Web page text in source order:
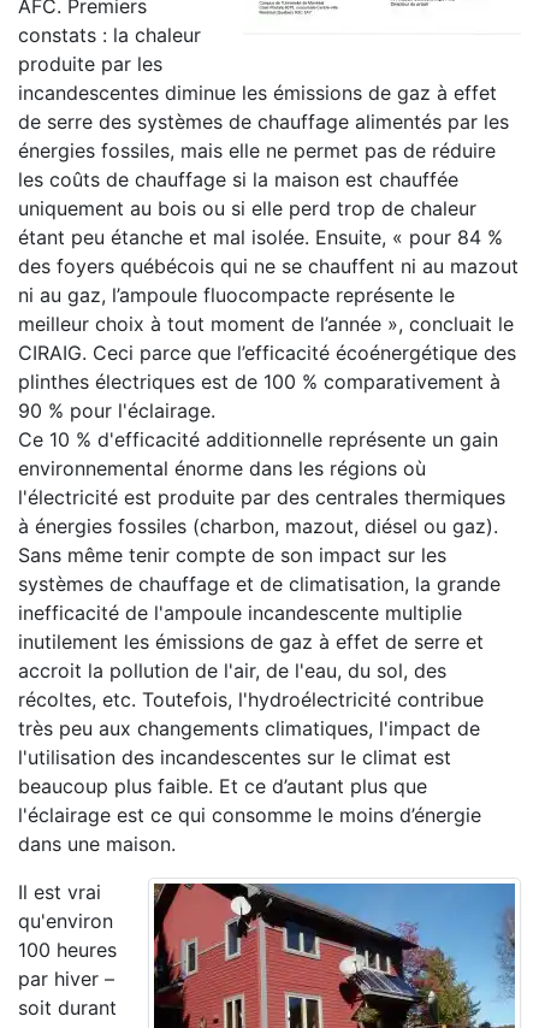
AFC. Premiers
constats : la chaleur
produite par les
incandescentes diminue les émissions de gaz à effet
de serre des systèmes de chauffage alimentés par les
énergies fossiles, mais elle ne permet pas de réduire
les coûts de chauffage si la maison est chauffée
uniquement au bois ou si elle perd trop de chaleur
étant peu étanche et mal isolée. Ensuite, « pour 84 %
des foyers québécois qui ne se chauffent ni au mazout
ni au gaz, l’ampoule fluocompacte représente le
meilleur choix à tout moment de l’année », concluait le
CIRAIG. Ceci parce que l’efficacité écoénergétique des
plinthes électriques est de 100 % comparativement à
90 % pour l'éclairage.
Ce 10 % d'efficacité additionnelle représente un gain
environnemental énorme dans les régions où
l'électricité est produite par des centrales thermiques
à énergies fossiles (charbon, mazout, diésel ou gaz).
Sans même tenir compte de son impact sur les
systèmes de chauffage et de climatisation, la grande
inefficacité de l'ampoule incandescente multiplie
inutilement les émissions de gaz à effet de serre et
accroit la pollution de l'air, de l'eau, du sol, des
récoltes, etc. Toutefois, l'hydroélectricité contribue
très peu aux changements climatiques, l'impact de
l'utilisation des incandescentes sur le climat est
beaucoup plus faible. Et ce d’autant plus que
l'éclairage est ce qui consomme le moins d’énergie
dans une maison.
Il est vrai
qu'environ
100 heures
par hiver –
soit durant